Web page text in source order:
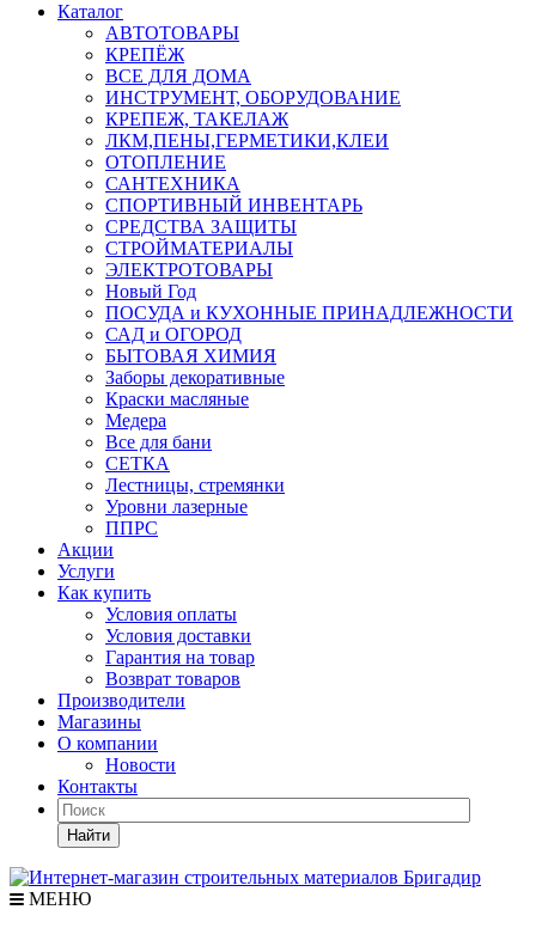
Каталог
АВТОТОВАРЫ
КРЕПЁЖ
ВСЕ ДЛЯ ДОМА
ИНСТРУМЕНТ, ОБОРУДОВАНИЕ
КРЕПЕЖ, ТАКЕЛАЖ
ЛКМ,ПЕНЫ,ГЕРМЕТИКИ,КЛЕИ
ОТОПЛЕНИЕ
САНТЕХНИКА
СПОРТИВНЫЙ ИНВЕНТАРЬ
СРЕДСТВА ЗАЩИТЫ
СТРОЙМАТЕРИАЛЫ
ЭЛЕКТРОТОВАРЫ
Новый Год
ПОСУДА и КУХОННЫЕ ПРИНАДЛЕЖНОСТИ
САД и ОГОРОД
БЫТОВАЯ ХИМИЯ
Заборы декоративные
Краски масляные
Медера
Все для бани
СЕТКА
Лестницы, стремянки
Уровни лазерные
ППРС
Акции
Услуги
Как купить
Условия оплаты
Условия доставки
Гарантия на товар
Возврат товаров
Производители
Магазины
О компании
Новости
Контакты
Найти
МЕНЮ